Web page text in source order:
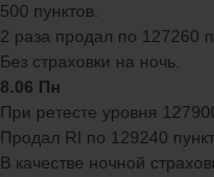
500 пунктов.
2 раза продал по 127260
Без страховки на ночь.
8.06 Пн
При ретесте уровня
Продал RI по 129240
В качестве ночной